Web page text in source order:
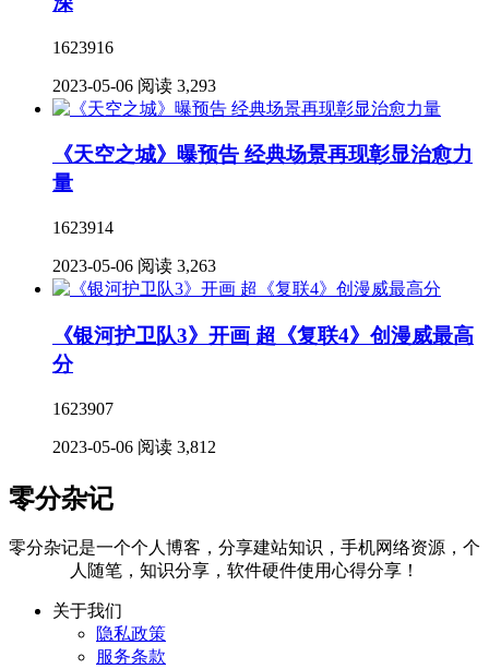
1623916
2023-05-06 阅读 3,293
《天空之城》曝预告 经典场景再现彰显治愈力
量
1623914
2023-05-06 阅读 3,263
《银河护卫队3》开画 超《复联4》创漫威最高
分
1623907
2023-05-06 阅读 3,812
零分杂记
零分杂记是一个个人博客，分享建站知识，手机网络资源，个
人随笔，知识分享，软件硬件使用心得分享！
关于我们
隐私政策
服务条款